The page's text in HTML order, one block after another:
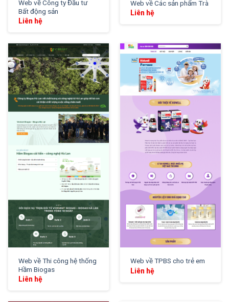
Web về Công ty Đầu tư
Bất động sản
Liên hệ
Web về Các sản phẩm Trà
Liên hệ
Web về Thi công hệ thống
Hầm Biogas
Liên hệ
XEM THỬ
Web về TPBS cho trẻ em
Liên hệ
XEM THỬ